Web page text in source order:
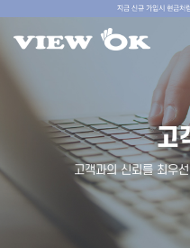
고
고객과의 신뢰를 최우